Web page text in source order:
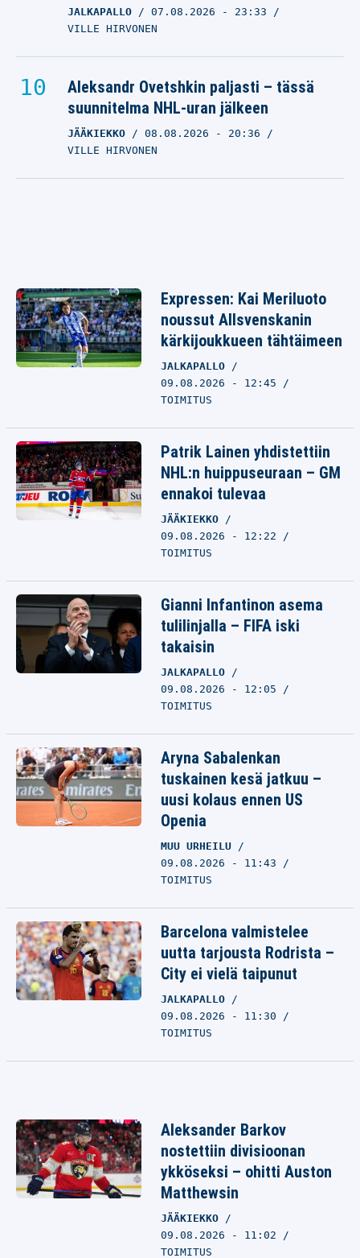
JALKAPALLO 07.08.2026 - 23:33
VILLE HIRVONEN
Aleksandr Ovetshkin paljasti – tässä
suunnitelma NHL-uran jälkeen
JÄÄKIEKKO 08.08.2026 - 20:36
VILLE HIRVONEN
Expressen: Kai Meriluoto
noussut Allsvenskanin
kärkijoukkueen tähtäimeen
JALKAPALLO
09.08.2026 - 12:45
TOIMITUS
Patrik Lainen yhdistettiin
NHL:n huippuseuraan – GM
ennakoi tulevaa
JÄÄKIEKKO
09.08.2026 - 12:22
TOIMITUS
Gianni Infantinon asema
tulilinjalla – FIFA iski
takaisin
JALKAPALLO
09.08.2026 - 12:05
TOIMITUS
Aryna Sabalenkan
tuskainen kesä jatkuu –
uusi kolaus ennen US
Openia
MUU URHEILU
09.08.2026 - 11:43
TOIMITUS
Barcelona valmistelee
uutta tarjousta Rodrista –
City ei vielä taipunut
JALKAPALLO
09.08.2026 - 11:30
TOIMITUS
Aleksander Barkov
nostettiin divisioonan
ykköseksi – ohitti Auston
Matthewsin
JÄÄKIEKKO
09.08.2026 - 11:02
TOIMITUS